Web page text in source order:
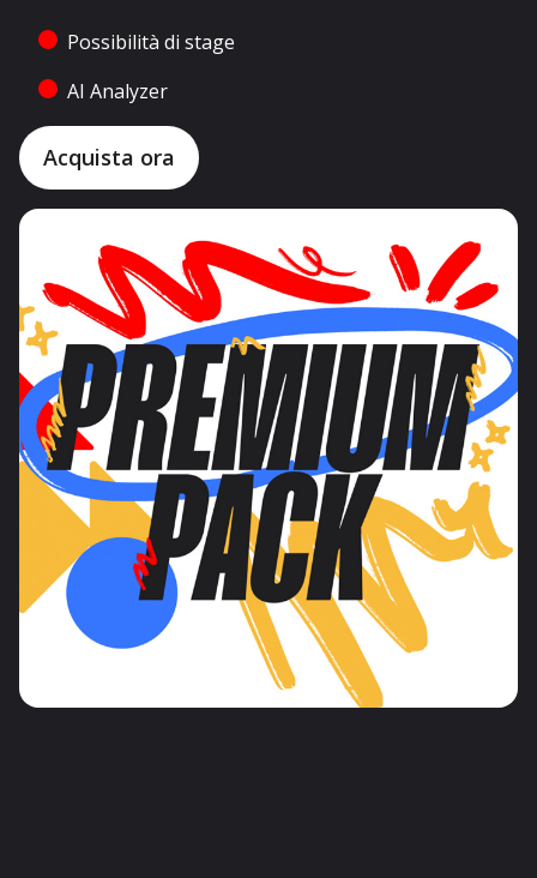
Possibilità di stage
AI Analyzer
Acquista ora